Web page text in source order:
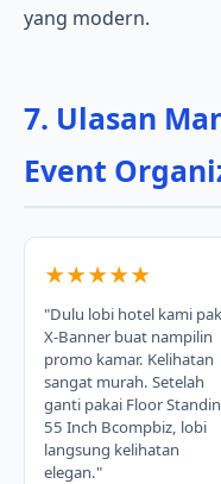
yang modern.
7. Ulasan
Event
★★★★★
"Dulu lobi hotel kami
X-Banner buat nampilin
promo kamar. Kelihatan
sangat murah. Setelah
ganti pakai Floor
55 Inch Bcompbiz, lobi
langsung kelihatan
elegan."